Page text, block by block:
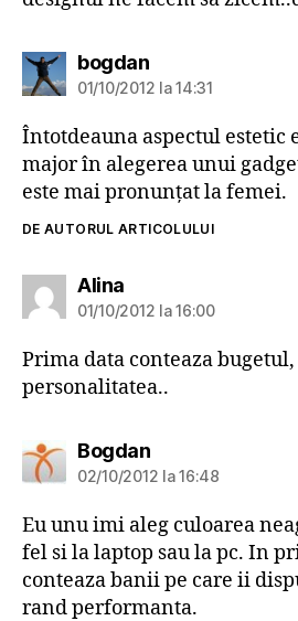
bogdanspune:
01/10/2012 la 14:31
Întotdeauna aspectul estetic
major în alegerea unui
este mai pronunţat la femei.
DE AUTORUL ARTICOLULUI
Alinaspune:
01/10/2012 la 16:00
Prima data conteaza
personalitatea..
Bogdanspune:
02/10/2012 la 16:48
Eu unu imi aleg culoarea
fel si la laptop sau la pc. In
conteaza banii pe care ii
rand performanta.